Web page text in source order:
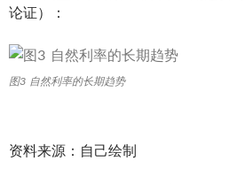
论证）：
图3 自然利率的长期趋势
资料来源：自己绘制